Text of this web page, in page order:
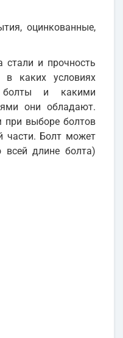
оцинкованные,
стали и прочность
в каких условиях
болты и какими
они обладают.
выборе болтов
части. Болт может
всей длине болта)